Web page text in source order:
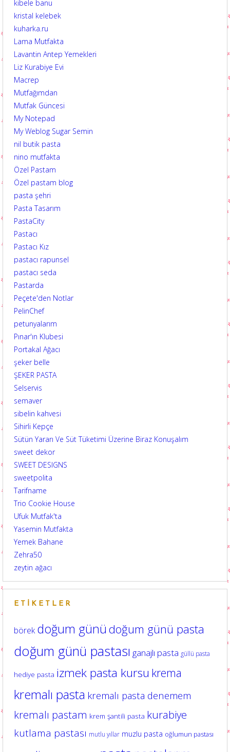
kibele banu
kristal kelebek
kuharka.ru
Lama Mutfakta
Lavantin Antep Yemekleri
Liz Kurabiye Evi
Macrep
Mutfağımdan
Mutfak Güncesi
My Notepad
My Weblog Sugar Semin
nil butik pasta
nino mutfakta
Özel Pastam
Özel pastam blog
pasta şehri
Pasta Tasarım
PastaCity
Pastacı
Pastacı Kız
pastacı rapunsel
pastacı seda
Pastarda
Peçete'den Notlar
PelinChef
petunyalarım
Pınar'ın Klubesi
Portakal Ağacı
şeker belle
ŞEKER PASTA
Selservis
semaver
sibelin kahvesi
Sihirli Kepçe
Sütün Yararı Ve Süt Tüketimi Üzerine Biraz Konuşalım
sweet dekor
SWEET DESIGNS
sweetpolita
Tarifname
Trio Cookie House
Ufuk Mutfak'ta
Yasemin Mutfakta
Yemek Bahane
Zehra50
zeytin ağacı
ETIKETLER
börek doğum günüdoğum günü pasta
doğum günü pastası ganajlı pasta güllü pasta
hediye pasta izmek pasta kursu krema
kremalı pasta kremalı pasta denemem
kremalı pastam krem şantili pasta kurabiye
kutlama pastası mutlu yıllar muzlu pasta oğlumun pastası